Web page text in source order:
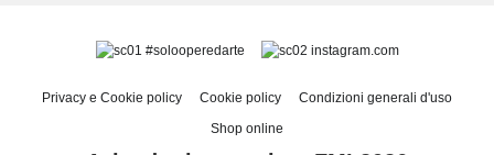
#solooperedarte instagram.com
Privacy e Cookie policy Cookie policy
Condizioni generali d'uso
Shop online